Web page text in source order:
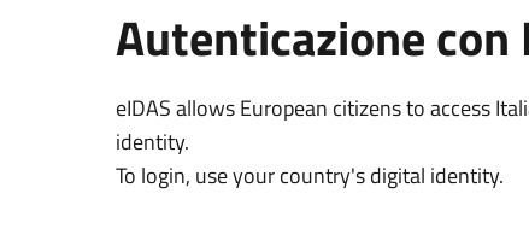
Autenticazione con
eIDAS allows European citizens to access
identity.
To login, use your country's digital identity.